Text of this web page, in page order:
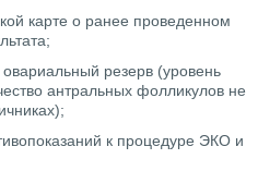
карте о ранее проведенном
резерв (уровень
антральных фолликулов не
к процедуре ЭКО и